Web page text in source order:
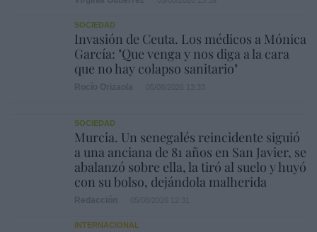
SOCIEDAD
Invasión de Ceuta. Los médicos a Mónica
García: "Que venga y nos diga a la cara
que no hay colapso sanitario"
SOCIEDAD
Murcia. Un senegalés reincidente siguió
a una anciana de 81 años en San Javier, se
abalanzó sobre ella, la tiró al suelo y huyó
con su bolso, dejándola malherida
INTERNACIONAL